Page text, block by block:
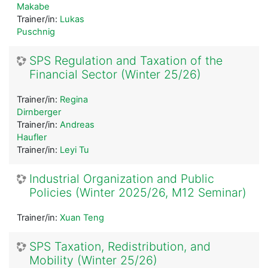
Makabe
Trainer/in: Lukas
Puschnig
SPS Regulation and Taxation of the
Financial Sector (Winter 25/26)
Trainer/in: Regina
Dirnberger
Trainer/in: Andreas
Haufler
Trainer/in: Leyi Tu
Industrial Organization and Public
Policies (Winter 2025/26, M12 Seminar)
Trainer/in: Xuan Teng
SPS Taxation, Redistribution, and
Mobility (Winter 25/26)